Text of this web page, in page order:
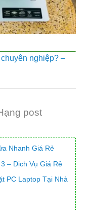
nghiệp? –
post
Nhanh Giá Rẻ
– Dịch Vụ Giá Rẻ
PC Laptop Tại Nhà